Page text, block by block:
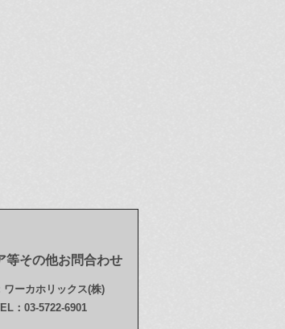
等その他お問合わせ
ワーカホリックス(株)
：03-5722-6901